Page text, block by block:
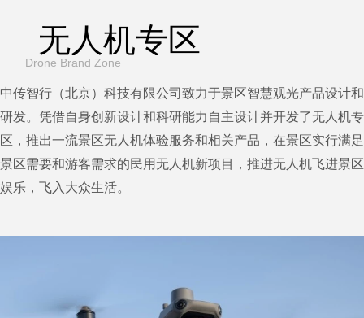
中传智行（北京）科技有限公司致力于景区智慧观光产品设计和
研发。凭借自身创新设计和科研能力自主设计并开发了无人机专
区，推出一流景区无人机体验服务和相关产品，在景区实行满足
景区需要和游客需求的民用无人机新项目，推进无人机飞进景区
娱乐，飞入大众生活。
无人机专区
Drone Brand Zone